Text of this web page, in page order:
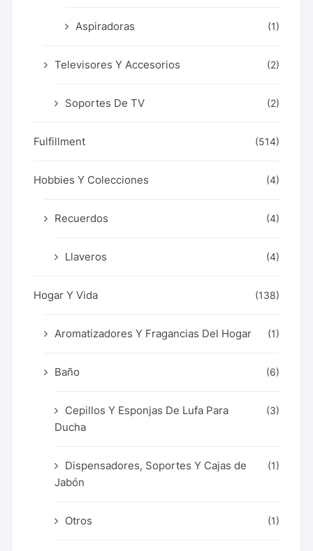
Aspiradoras (1)
Televisores Y Accesorios (2)
Soportes De TV (2)
Fulfillment (514)
Hobbies Y Colecciones (4)
Recuerdos (4)
Llaveros (4)
Hogar Y Vida (138)
Aromatizadores Y Fragancias Del Hogar (1)
Baño (6)
Cepillos Y Esponjas De Lufa Para
Ducha
(3)
Dispensadores, Soportes Y Cajas de
Jabón
(1)
Otros (1)